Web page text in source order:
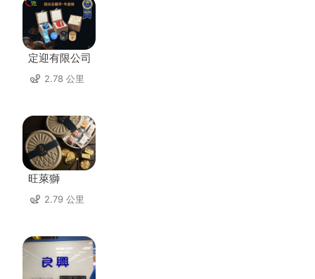
定迎有限公司
2.78 公里
旺萊獅
2.79 公里